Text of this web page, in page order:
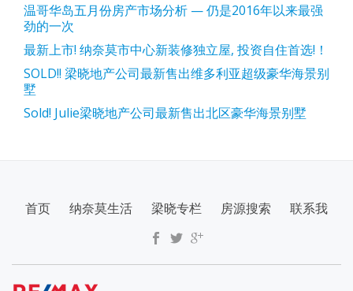
温哥华岛五月份房产市场分析 — 仍是2016年以来最强
劲的一次
最新上市! 纳奈莫市中心新装修独立屋, 投资自住首选!！
SOLD!! 梁晓地产公司最新售出维多利亚超级豪华海景别
墅
Sold! Julie梁晓地产公司最新售出北区豪华海景别墅
SECONDARY
MENU
首页 纳奈莫生活 梁晓专栏 房源搜索 联系我